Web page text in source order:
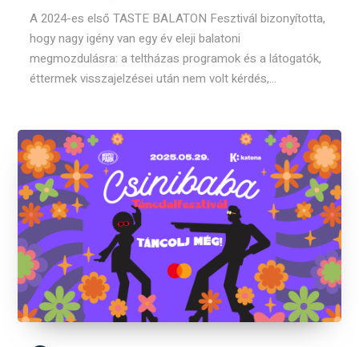
A 2024-es első TASTE BALATON Fesztivál bizonyította,
hogy nagy igény van egy év eleji balatoni
megmozdulásra: a teltházas programok és a látogatók,
éttermek visszajelzései után nem volt kérdés,...